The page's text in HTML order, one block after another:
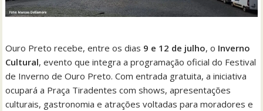
Ouro Preto recebe, entre os dias 9 e 12 de julho, o Inverno
Cultural, evento que integra a programação oficial do Festival
de Inverno de Ouro Preto. Com entrada gratuita, a iniciativa
ocupará a Praça Tiradentes com shows, apresentações
culturais, gastronomia e atrações voltadas para moradores e